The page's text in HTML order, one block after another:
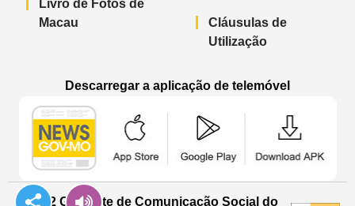
Livro de Fotos de
Macau
Cláusulas de
Utilização
Descarregar a aplicação de telemóvel
© 2022 Gabinete de Comunicação Social do